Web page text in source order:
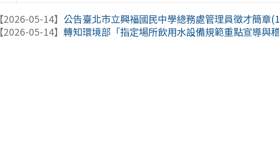
【2026-05-14】 公告臺北市立興福國民中學總務處管理員徵才簡章
【2026-05-14】轉知環境部「指定場所飲用水設備規範重點宣導與稽